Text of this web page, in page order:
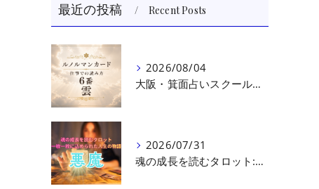
最近の投稿 Recent Posts
2026/08/04
大阪・箕面占いスクール 原 史恵 | ルノルマンカード読み方のコツ「雲」 仕事をテーマに占った場合
2026/07/31
魂の成長を読むタロット:悪魔（第十七回目）｜大阪・箕面占いスクールラブアンドライト